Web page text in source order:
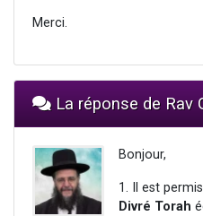
Merci.
La réponse de Rav
Bonjour,
1. Il est
Divré Torah